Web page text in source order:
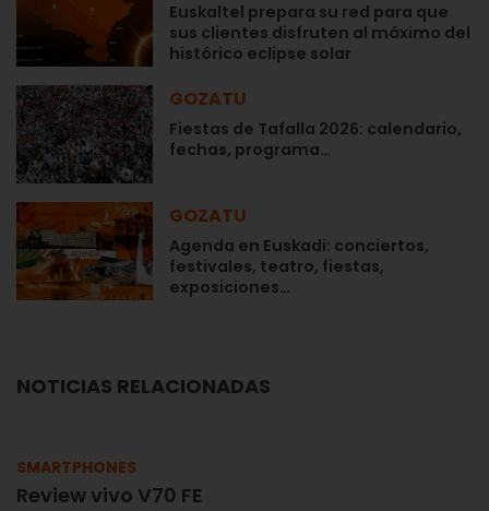
Euskaltel prepara su red para que
sus clientes disfruten al máximo del
histórico eclipse solar
GOZATU
Fiestas de Tafalla 2026: calendario,
fechas, programa…
GOZATU
Agenda en Euskadi: conciertos,
festivales, teatro, fiestas,
exposiciones…
NOTICIAS RELACIONADAS
SMARTPHONES
Review vivo V70 FE